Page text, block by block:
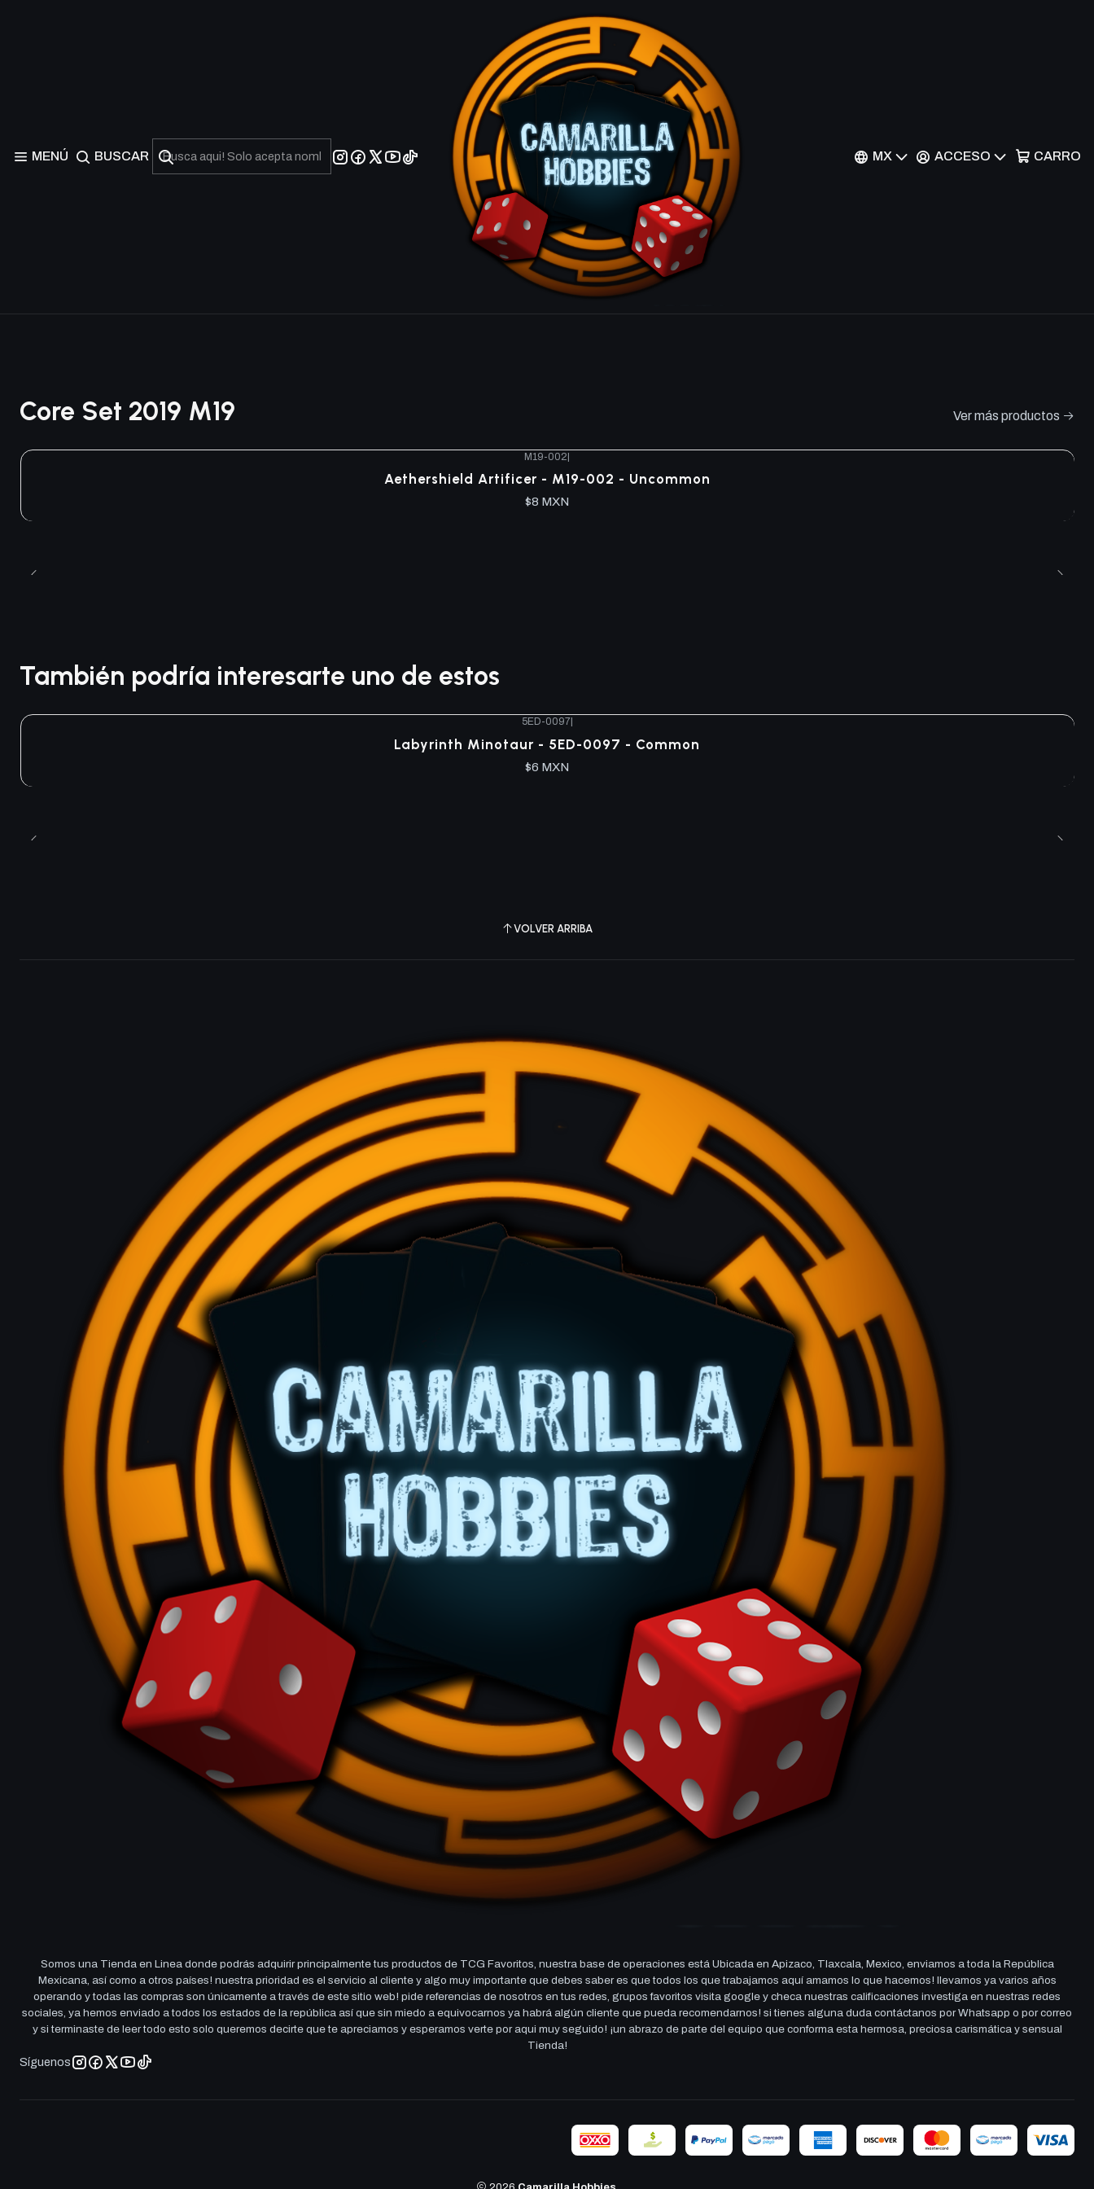
MENÚ BUSCAR MX ACCESO CARRO
Hostile Minotaur - M19-147 -
Common
Cantidad
Agregar al Carrito
|
Mostrar stock de ubicaciones
COMPARTIR ESTE PRODUCTO
Core Set 2019 M19 Ver más productos
M19-002
Aethershield Artificer - M19-002 - Uncommon
$8 MXN
También podría interesarte uno de estos
5ED-0097|
Labyrinth Minotaur - 5ED-0097 - Common
$6 MXN
VOLVER ARRIBA
Somos una Tienda en Linea donde podrás adquirir principalmente tus productos de TCG Favoritos, nuestra base de operaciones está Ubicada en Apizaco, Tlaxcala, Mexico, enviamos a toda la República
Mexicana, así como a otros países! nuestra prioridad es el servicio al cliente y algo muy importante que debes saber es que todos los que trabajamos aquí amamos lo que hacemos! llevamos ya varios años
operando y todas las compras son únicamente a través de este sitio web! pide referencias de nosotros en tus redes, grupos favoritos visita google y checa nuestras calificaciones investiga en nuestras redes
sociales, ya hemos enviado a todos los estados de la república así que sin miedo a equivocarnos ya habrá algún cliente que pueda recomendarnos! si tienes alguna duda contáctanos por Whatsapp o por correo
y si terminaste de leer todo esto solo queremos decirte que te apreciamos y esperamos verte por aqui muy seguido! ¡un abrazo de parte del equipo que conforma esta hermosa, preciosa carismática y sensual
Tienda!
Síguenos